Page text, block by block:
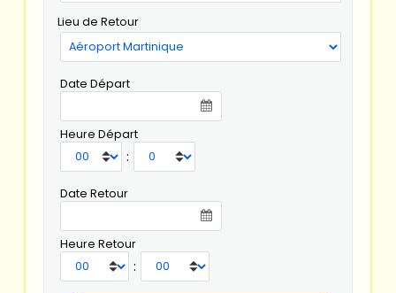
Lieu de Retour
Date Départ
Heure Départ
:
Date Retour
Heure Retour
: